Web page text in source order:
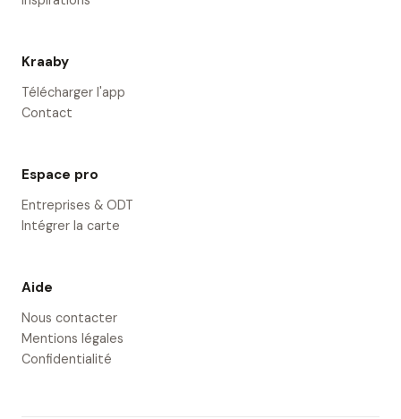
Kraaby
Télécharger l'app
Contact
Espace pro
Entreprises & ODT
Intégrer la carte
Aide
Nous contacter
Mentions légales
Confidentialité